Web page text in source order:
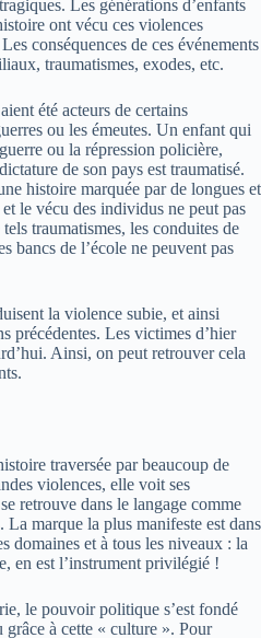
Les générations d’enfants
ont vécu ces violences
conséquences de ces événements
traumatismes, exodes, etc.
été acteurs de certains
ou les émeutes. Un enfant qui
ou la répression policière,
de son pays est traumatisé.
histoire marquée par de longues et
le vécu des individus ne peut pas
traumatismes, les conduites de
bancs de l’école ne peuvent pas
la violence subie, et ainsi
précédentes. Les victimes d’hier
Ainsi, on peut retrouver cela
traversée par beaucoup de
violences, elle voit ses
retrouve dans le langage comme
marque la plus manifeste est dans
domaines et à tous les niveaux : la
en est l’instrument privilégié !
le pouvoir politique s’est fondé
grâce à cette « culture ». Pour